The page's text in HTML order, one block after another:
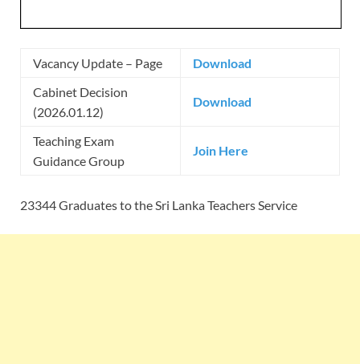
Vacancy Update – Page
Download
Cabinet Decision
(2026.01.12)
Download
Teaching Exam
Guidance Group
Join Here
23344 Graduates to the Sri Lanka Teachers Service